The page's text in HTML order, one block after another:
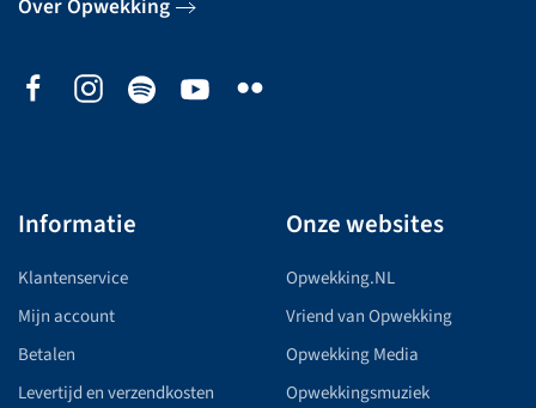
Over Opwekking
Informatie
Klantenservice
Mijn account
Betalen
Levertijd en verzendkosten
Onze websites
Opwekking.NL
Vriend van Opwekking
Opwekking Media
Opwekkingsmuziek